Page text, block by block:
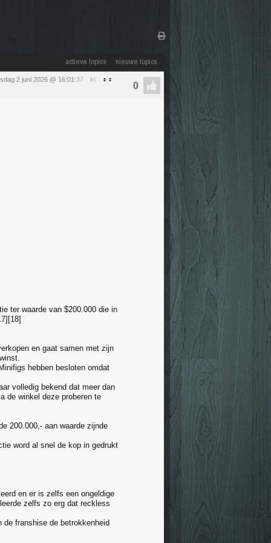
actieve topics nieuwe topics
2 juni 2026 @ 16:01 :37 #1
ter waarde van $200.000 die in
en gaat samen met zijn
hebben besloten omdat
volledig bekend dat meer dan
de winkel deze proberen te
200.000,- aan waarde zijnde
word al snel de kop in gedrukt
en er is zelfs een ongeldige
zelfs zo erg dat reckless
de franshise de betrokkenheid